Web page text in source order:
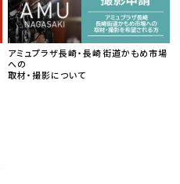
アミュプラザ長崎・長崎街道かもめ市場
への
取材・撮影について